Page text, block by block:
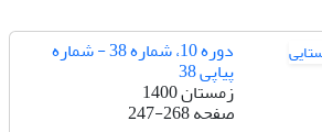
دوره 10، شماره 38 - شماره
پیاپی 38
زمستان 1400
صفحه247-268